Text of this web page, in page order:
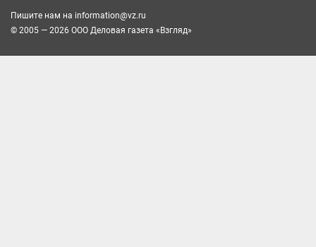
Пишите нам на information@vz.ru
© 2005 — 2026 ООО Деловая газета «Взгляд»